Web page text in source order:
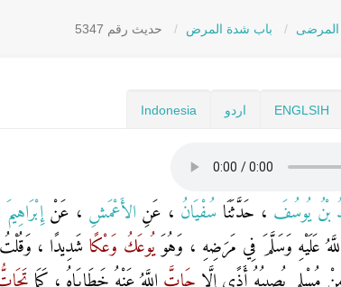
المرضى باب شدة المرض حديث رقم 5347
ENGLSIH اردو Indonesia
بْنُ يُوسُفَ ، حَدَّثَنَا سُفْيَانُ ، عَنِ الأَعْمَشِ ، عَنْ
عَلَيْهِ وَسَلَّمَ فِي مَرَضِهِ ، وَهُوَيُوعَكُ وَعْكًا شَدِيدًا ،